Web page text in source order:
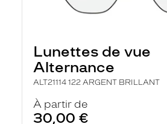
Lunettes de vue
Alternance
ALT21114 122 ARGENT BRILLANT
À partir de
30,00 €